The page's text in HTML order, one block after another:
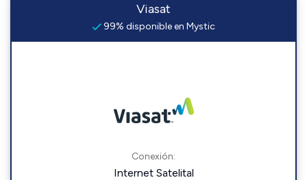
Viasat
99% disponible en Mystic
Conexión:
Internet Satelital